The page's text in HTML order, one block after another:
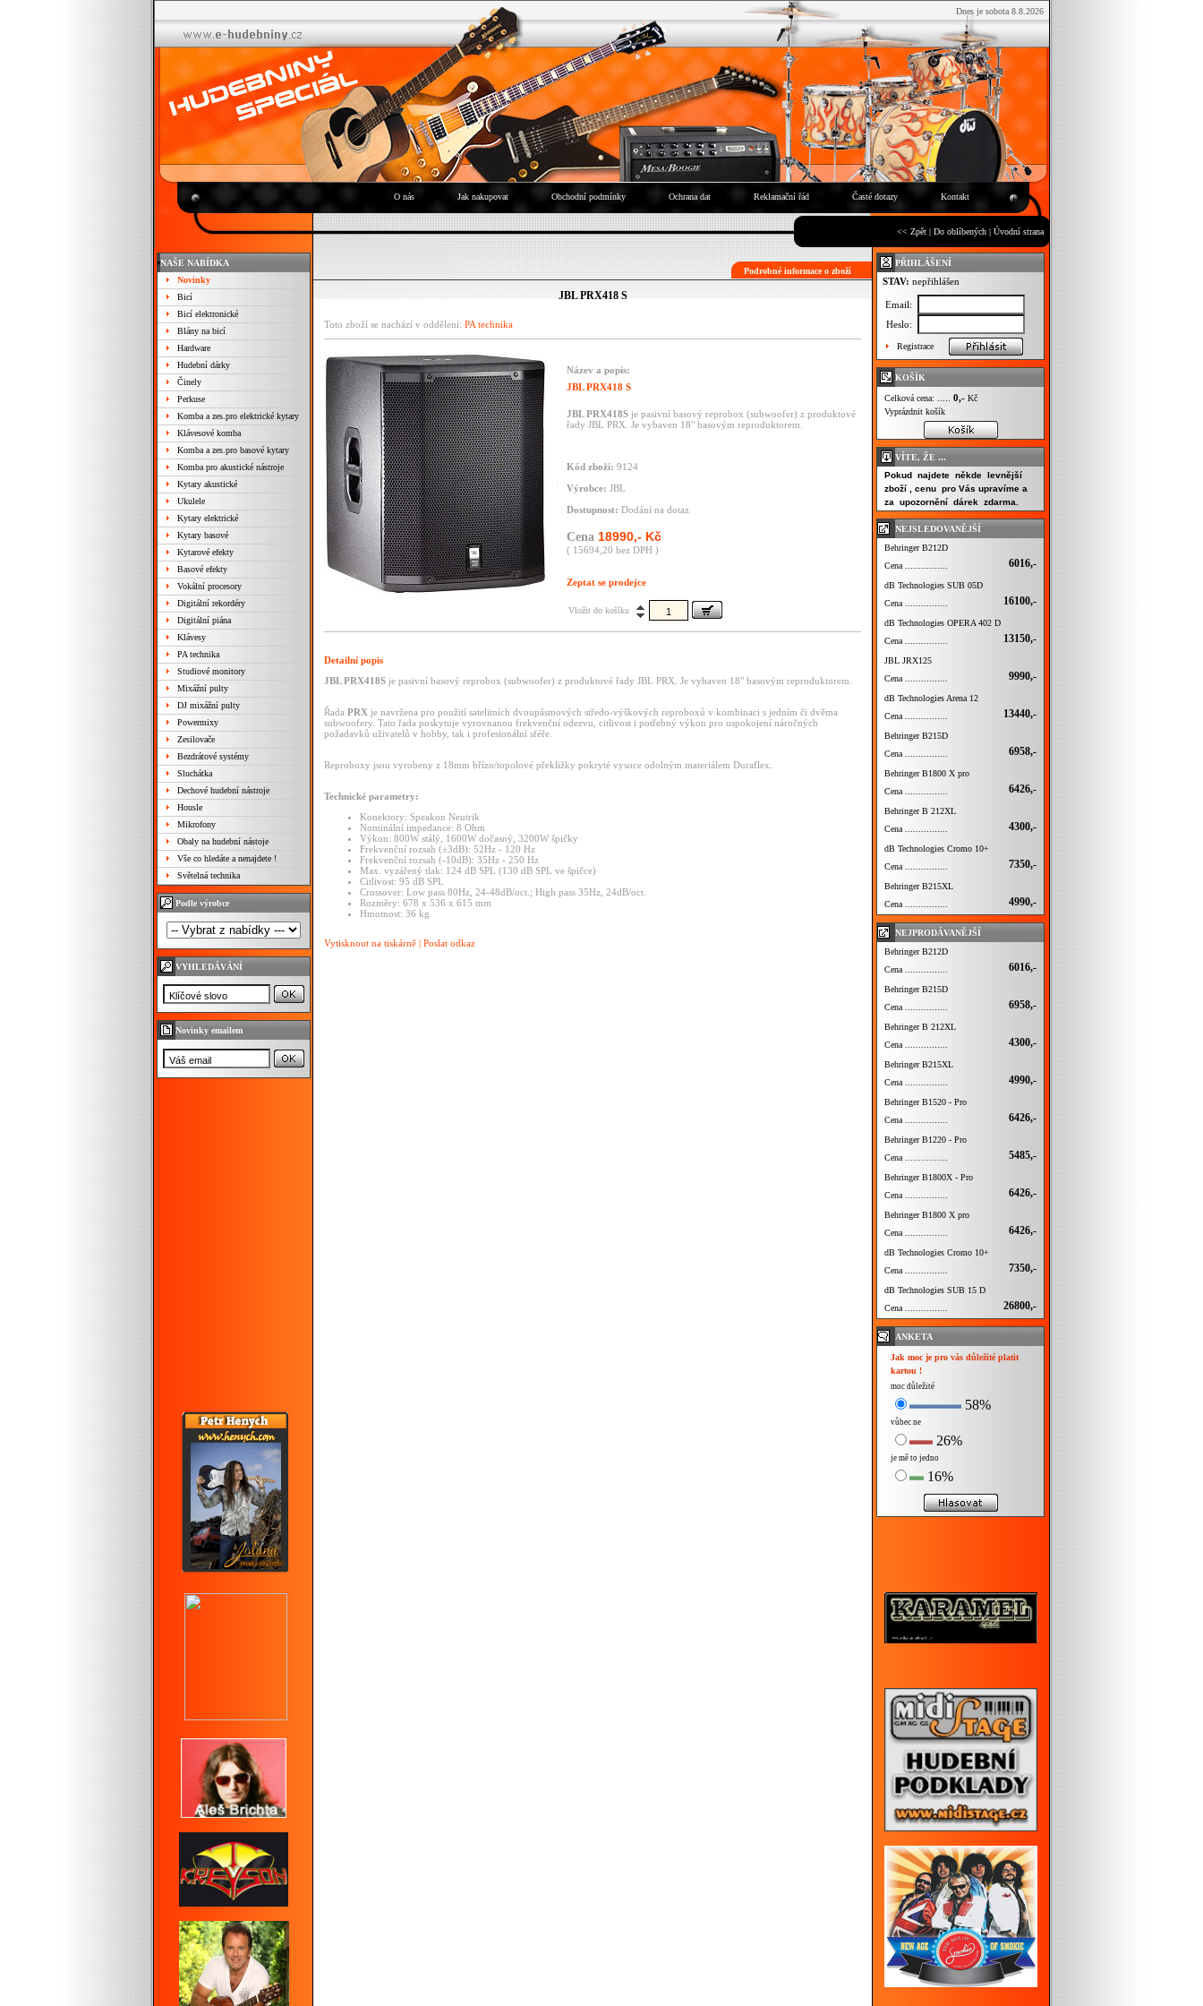
Dnes je sobota 8.8.2026
O nás Jak nakupovat Obchodní podmínky Ochrana dat Reklamační řád Časté dotazy Kontakt
<< Zpět | Do oblíbených | Úvodní strana
NAŠE NABÍDKA
Novinky
Bicí
Bicí elektronické
Blány na bicí
Hardware
Hudební dárky
Činely
Perkuse
Komba a zes.pro elektrické kytary
Klávesové komba
Komba a zes.pro basové kytary
Komba pro akustické nástroje
Kytary akustické
Ukulele
Kytary elektrické
Kytary basové
Kytarové efekty
Basové efekty
Vokální procesory
Digitální rekordéry
Digitální piána
Klávesy
PA technika
Studiové monitory
Mixážní pulty
DJ mixážní pulty
Powermixy
Zesilovače
Bezdrátové systémy
Sluchátka
Dechové hudební nástroje
Housle
Mikrofony
Obaly na hudební nástoje
Vše co hledáte a nenajdete !
Světelná technika
Podle výrobce
VYHLEDÁVÁNÍ
Novinky emailem
Podrobné informace o zboží
JBL PRX418 S
Toto zboží se nachází v oddělení: PA technika
Název a popis:
JBL PRX418 S
JBL PRX418S je pasivní basový reprobox (subwoofer) z produktové
řady JBL PRX. Je vybaven 18" basovým reproduktorem.
Kód zboží: 9124
Výrobce: JBL
Dostupnost: Dodání na dotaz
Cena 18990,- Kč
( 15694,20 bez DPH )
Zeptat se prodejce
Vložit do košíku
Detailní popis
JBL PRX418S je pasivní basový reprobox (subwoofer) z produktové řady JBL PRX. Je vybaven 18" basovým reproduktorem.
Řada PRX je navržena pro použití satelitních dvoupásmových středo-výškových reproboxů v kombinaci s jedním či dvěma
subwoofery. Tato řada poskytuje vyrovnanou frekvenční odezvu, citlivost i potřebný výkon pro uspokojení náročných
požadavků uživatelů v hobby, tak i profesionální sféře.
Reproboxy jsou vyrobeny z 18mm břízo/topolové překližky pokryté vysoce odolným materiálem Duraflex.
Technické parametry:
Konektory: Speakon Neutrik
Nominální impedance: 8 Ohm
Výkon: 800W stálý, 1600W dočasný, 3200W špičky
Frekvenční rozsah (±3dB): 52Hz - 120 Hz
Frekvenční rozsah (-10dB): 35Hz - 250 Hz
Max. vyzářený tlak: 124 dB SPL (130 dB SPL ve špičce)
Citlivost: 95 dB SPL
Crossover: Low pass 80Hz, 24-48dB/oct.; High pass 35Hz, 24dB/oct.
Rozměry: 678 x 536 x 615 mm
Hmotnost: 36 kg
Vytisknout na tiskárně | Poslat odkaz
PŘIHLÁŠENÍ
STAV: nepřihlášen
Email:
Heslo:
Registrace
KOŠÍK
Celková cena: ..... 0,- Kč
Vyprázdnit košík
VÍTE, ŽE ...
Pokud najdete někde levnější
zboží , cenu pro Vás upravíme a
za upozornění dárek zdarma.
NEJSLEDOVANĚJŠÍ
Behringer B212D
Cena ................
6016,-
dB Technologies SUB 05D
Cena ................
16100,-
dB Technologies OPERA 402 D
Cena ................
13150,-
JBL JRX125
Cena ................
9990,-
dB Technologies Arena 12
Cena ................
13440,-
Behringer B215D
Cena ................
6958,-
Behringer B1800 X pro
Cena ................
6426,-
Behringer B 212XL
Cena ................
4300,-
dB Technologies Cromo 10+
Cena ................
7350,-
Behringer B215XL
Cena ................
4990,-
NEJPRODÁVANĚJŠÍ
Behringer B212D
Cena ................
6016,-
Behringer B215D
Cena ................
6958,-
Behringer B 212XL
Cena ................
4300,-
Behringer B215XL
Cena ................
4990,-
Behringer B1520 - Pro
Cena ................
6426,-
Behringer B1220 - Pro
Cena ................
5485,-
Behringer B1800X - Pro
Cena ................
6426,-
Behringer B1800 X pro
Cena ................
6426,-
dB Technologies Cromo 10+
Cena ................
7350,-
dB Technologies SUB 15 D
Cena ................
26800,-
ANKETA
Jak moc je pro vás důležité platit
kartou !
moc důležité
58%
vůbec ne
26%
je mě to jedno
16%